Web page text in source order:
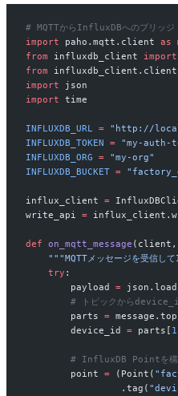
# MQTTからInfluxDBへのブリッジ
import paho.mqtt.client as
from influxdb_client import
from
import json
import time
INFLUXDB_URL = "http://
INFLUXDB_TOKEN = "my-auth-
INFLUXDB_ORG = "my-org"
INFLUXDB_BUCKET =
influx_client =
write_api =
def on_mqtt_message (client,
"""MQTTメッセージを受信し
    try
:
        payload
=
# トピックから
        parts
=
        device_id
= parts[ 1
# InfluxDB Pointを構
        point
= (Point(
                 .tag(